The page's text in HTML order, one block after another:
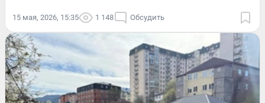
15 мая, 2026, 15:35 1 148 Обсудить